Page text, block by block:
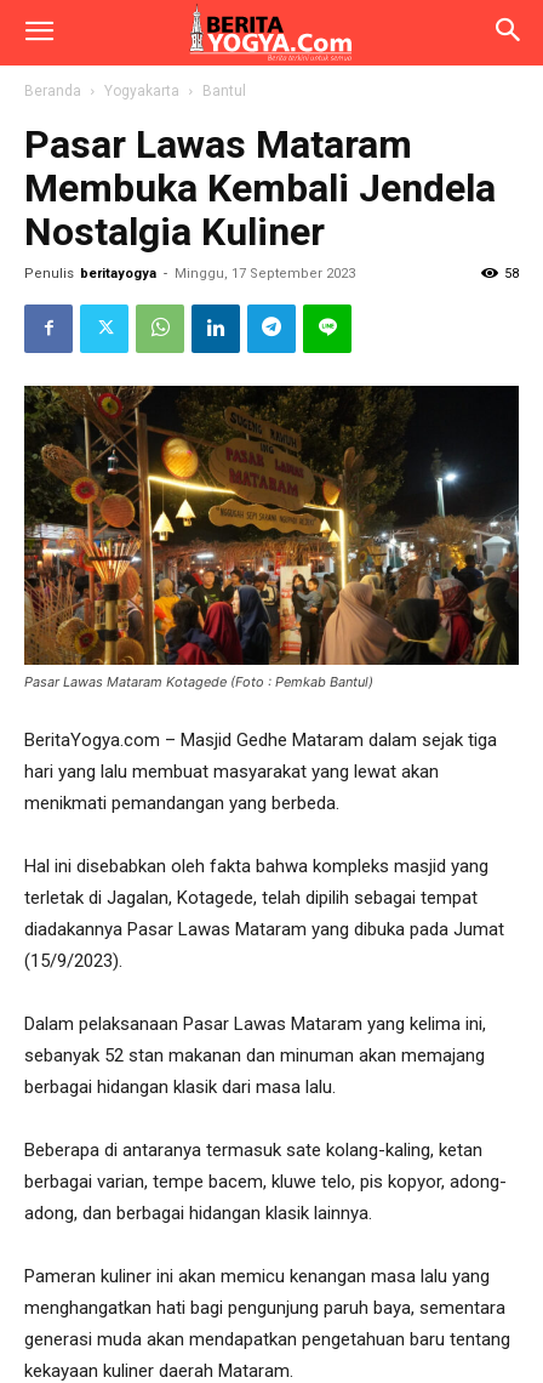
Beranda Yogyakarta Bantul
Pasar Lawas Mataram
Membuka Kembali Jendela
Nostalgia Kuliner
Penulis beritayogya - Minggu, 17 September 2023 58
Pasar Lawas Mataram Kotagede (Foto : Pemkab Bantul)
BeritaYogya.com – Masjid Gedhe Mataram dalam sejak tiga
hari yang lalu membuat masyarakat yang lewat akan
menikmati pemandangan yang berbeda.
Hal ini disebabkan oleh fakta bahwa kompleks masjid yang
terletak di Jagalan, Kotagede, telah dipilih sebagai tempat
diadakannya Pasar Lawas Mataram yang dibuka pada Jumat
(15/9/2023).
Dalam pelaksanaan Pasar Lawas Mataram yang kelima ini,
sebanyak 52 stan makanan dan minuman akan memajang
berbagai hidangan klasik dari masa lalu.
Beberapa di antaranya termasuk sate kolang-kaling, ketan
berbagai varian, tempe bacem, kluwe telo, pis kopyor, adong-
adong, dan berbagai hidangan klasik lainnya.
Pameran kuliner ini akan memicu kenangan masa lalu yang
menghangatkan hati bagi pengunjung paruh baya, sementara
generasi muda akan mendapatkan pengetahuan baru tentang
kekayaan kuliner daerah Mataram.